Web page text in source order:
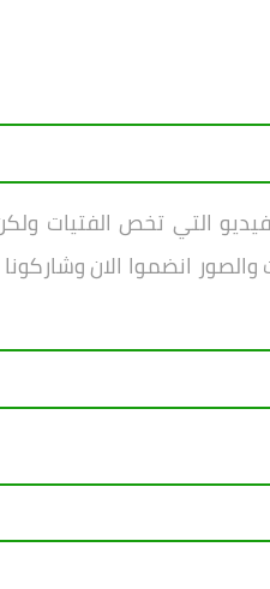
التي تخص الفتيات
انضموا الان